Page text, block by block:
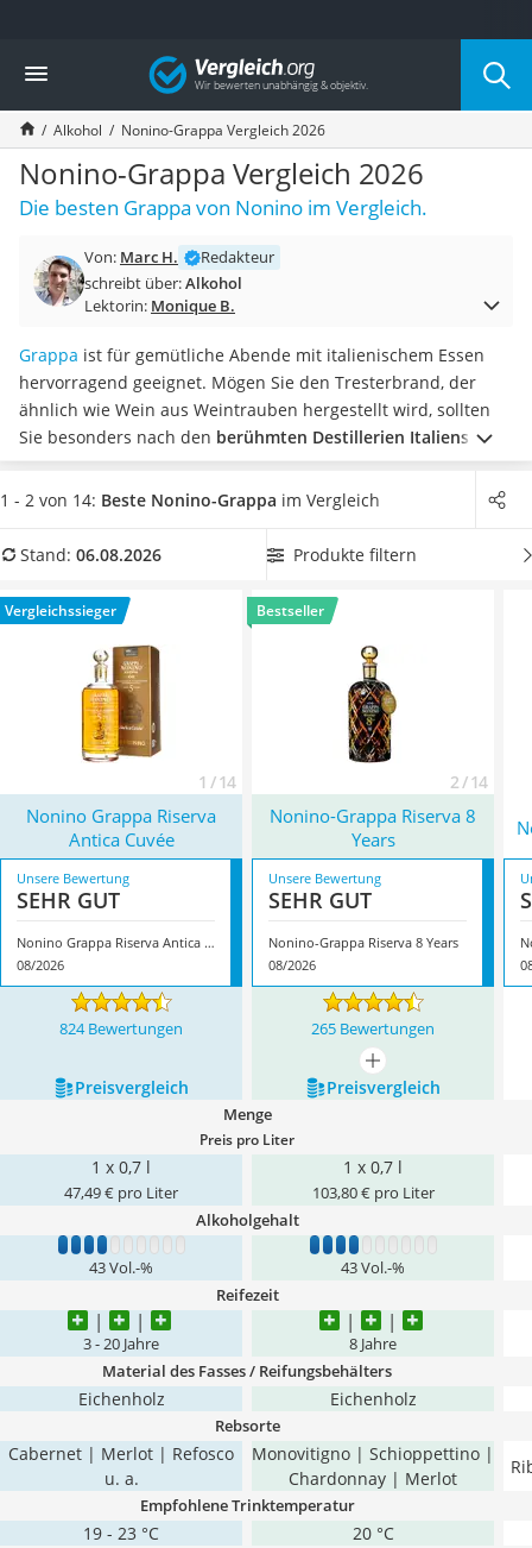
Die beliebtesten Vergleiche nach Kategorie
Lebensmittel
Schwarzkümmelöl
Knäckebrot
Schwarzkümmelöl-Kapseln
Manukahonig
Eiklar
Balsamico-Essig
Schwarzkümmelöl bio
Honig
Gemüsebrühe
Eiskaffee-Pulver
Irischer Whiskey
Grapefruitkernextrakt
Matcha-Set
MCT-Öl
Erythrit
Müsli ohne Zuckerzusatz
Vergleich
Alkohol Nonino-Grappa Vergleich 2026
Nonino-Grappa Vergleich 2026
Die besten Grappa von Nonino im Vergleich.
Von: Marc H.
Redakteur
schreibt über:Alkohol
Lektorin: Monique B.
Grappa ist für gemütliche Abende mit italienischem Essen
hervorragend geeignet. Mögen Sie den Tresterbrand, der
ähnlich wie Wein aus Weintrauben hergestellt wird, sollten
Sie besonders nach den berühmten Destillerien Italiens
Ausschauhalten. Einen besonderen Grappa, finden Sie bei
Nonino. Die Brennerei Nonino ist dafür bekannt,
hochwertige
Weintraubensorte gebrannt werden. Die edle Aufmachung
Online-Tests zudem auch als Geschenk beliebt. Wählen Sie
jetzt aus unserer Vergleichstabelle einen Nonino-Grappa im
besten Alter. Überzeugt hat uns hier im August 2026
besonders das Modell
Nonino Grappa Riserva Antica Cuvée
mit seinen Eigenschaften.
1 - 2 von 14: Beste Nonino-Grappa im Vergleich
Stand: 06.08.2026 Produkte filtern
Vergleichssieger
1 / 14
Bestseller
2 / 14
Nonino Grappa Riserva
Antica Cuvée
Nonino-Grappa Riserva 8
Years
Unsere Bewertung
SEHR GUT
Nonino Grappa Riserva Antica Cuvée
08/2026
Unsere Bewertung
SEHR GUT
Nonino-Grappa Riserva 8 Years
08/2026
824 Bewertungen 265 Bewertungen
mehr anzeigen
Preis­vergleich
Preis­vergleich
Menge
Preis pro Liter
1 x 0,7 l
47,49 € pro Liter
1 x 0,7 l
103,80 € pro Liter
Alkoholgehalt
1 2 3 4 5 6 7 8 9 10
43 Vol.-%
1 2 3 4
43 Vol.-%
Reifezeit
3 - 20 Jahre 8 Jahre
Material des Fasses / Reifungsbehälters
Eichenholz Eichenholz
Rebsorte
Cabernet | Merlot | Refosco
u. a.
Monovitigno | Schioppettino |
Chardonnay | Merlot
Empfohlene Trinktemperatur
19 - 23 °C 20 °C